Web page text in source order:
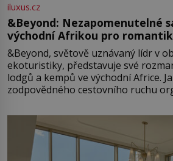
iluxus.cz
&Beyond: Nezapomenutelné
východní Afrikou pro
&Beyond, světově uznávaný lídr v
ekoturistiky, představuje své
lodgů a kempů ve východní Africe.
zodpovědného cestovního ruchu